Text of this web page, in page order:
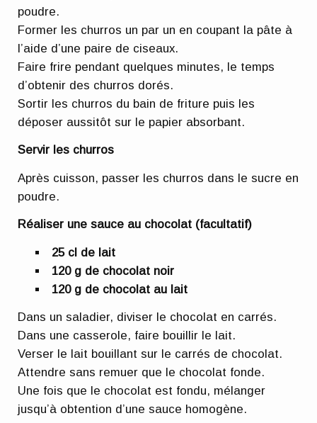
poudre.
Former les churros un par un en coupant la pâte à
l’aide d’une paire de ciseaux.
Faire frire pendant quelques minutes, le temps
d’obtenir des churros dorés.
Sortir les churros du bain de friture puis les
déposer aussitôt sur le papier absorbant.
Servir les churros
Après cuisson, passer les churros dans le sucre en
poudre.
Réaliser une sauce au chocolat (facultatif)
25 cl de lait
120 g de chocolat noir
120 g de chocolat au lait
Dans un saladier, diviser le chocolat en carrés.
Dans une casserole, faire bouillir le lait.
Verser le lait bouillant sur le carrés de chocolat.
Attendre sans remuer que le chocolat fonde.
Une fois que le chocolat est fondu, mélanger
jusqu’à obtention d’une sauce homogène.